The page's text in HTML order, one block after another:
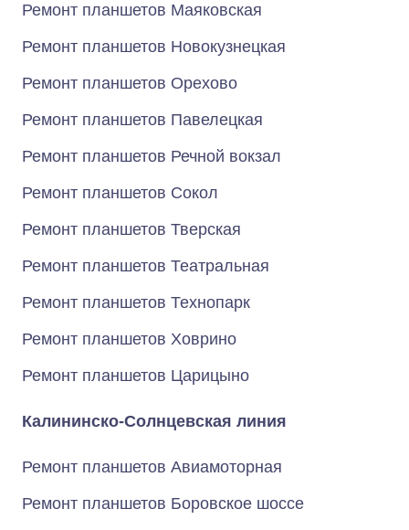
Ремонт планшетов Маяковская
Ремонт планшетов Новокузнецкая
Ремонт планшетов Орехово
Ремонт планшетов Павелецкая
Ремонт планшетов Речной вокзал
Ремонт планшетов Сокол
Ремонт планшетов Тверская
Ремонт планшетов Театральная
Ремонт планшетов Технопарк
Ремонт планшетов Ховрино
Ремонт планшетов Царицыно
Калининско-Солнцевская линия
Ремонт планшетов Авиамоторная
Ремонт планшетов Боровское шоссе